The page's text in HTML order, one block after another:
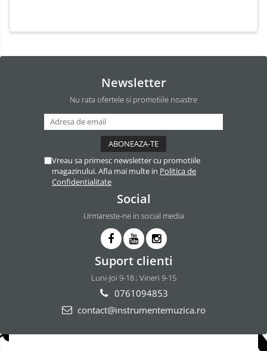
Newsletter
Nu rata ofertele si promotiile noastre
Vreau sa primesc newsletter cu promotiile
magazinului. Afla mai multe in Politica de
Confidentialitate
Social
Urmareste-ne in social media
Suport clienti
Luni-Joi 9-18 ; Vineri 9-15
0761094853
contact@instrumentemuzica.ro